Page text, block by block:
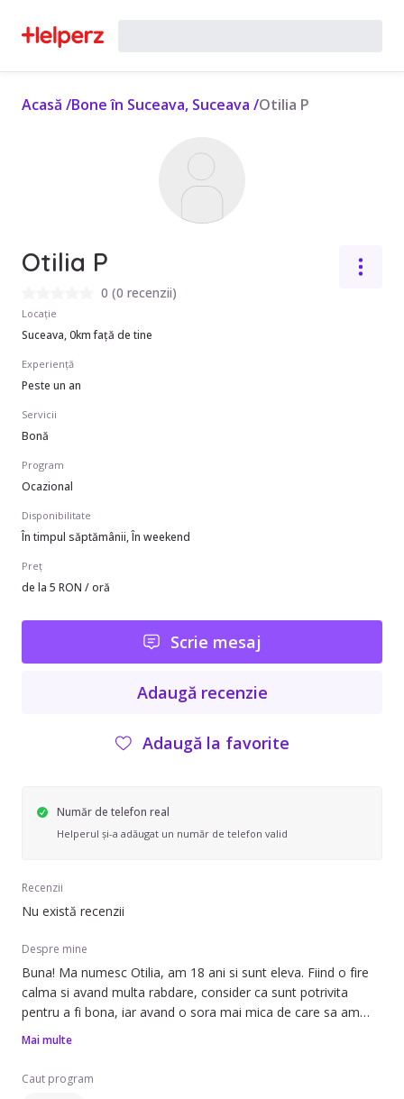
Acasă /Bone în Suceava, Suceava /Otilia P
Otilia P
0 (0 recenzii)
Locație
Suceava, 0km față de tine
Experiență
Peste un an
Servicii
Bonă
Program
Ocazional
Disponibilitate
În timpul săptămânii, În weekend
Preț
de la 5 RON / oră
Scrie mesaj
Adaugă recenzie
Adaugă la favorite
Număr de telefon real
Helperul și-a adăugat un număr de telefon valid
Recenzii
Nu există recenzii
Despre mine
Buna! Ma numesc Otilia, am 18 ani si sunt eleva. Fiind o fire
calma si avand multa rabdare, consider ca sunt potrivita
pentru a fi bona, iar avand o sora mai mica de care sa am
grija m-a facut sa capat experienta in acest domeniu.
Mai multe
Caut program